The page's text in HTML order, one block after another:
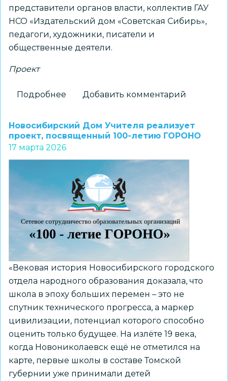
представители органов власти, коллектив ГАУ
НСО «Издательский дом «Советская Сибирь»,
педагоги, художники, писатели и
общественные деятели.
Проект
Подробнее
Новосибирске
презентовали
том
благотворительного
проекта
«Книга
для
Тёмы.
История
Добавить комментарий
Новосибирский Дом Учителя реализует
проект, посвященный 100-летию ГОРОНО
17 марта 2026
«Вековая история Новосибирского городского
отдела народного образования доказала, что
школа в эпоху больших перемен – это не
спутник технического прогресса, а маркер
цивилизации, потенциал которого способно
оценить только будущее. На излёте 19 века,
когда Новониколаевск ещё не отметился на
карте, первые школы в составе Томской
губернии уже принимали детей